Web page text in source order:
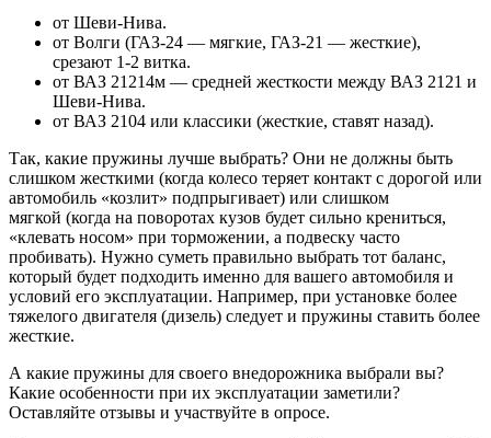
от Шеви-Нива.
от Волги (ГАЗ-24 — мягкие, ГАЗ-21 — жесткие),
срезают 1-2 витка.
от ВАЗ 21214м — средней жесткости между ВАЗ 2121 и
Шеви-Нива.
от ВАЗ 2104 или классики (жесткие, ставят назад).
Так, какие пружины лучше выбрать? Они не должны быть
слишком жесткими (когда колесо теряет контакт с дорогой или
автомобиль «козлит» подпрыгивает) или слишком
мягкой (когда на поворотах кузов будет сильно крениться,
«клевать носом» при торможении, а подвеску часто
пробивать). Нужно суметь правильно выбрать тот баланс,
который будет подходить именно для вашего автомобиля и
условий его эксплуатации. Например, при установке более
тяжелого двигателя (дизель) следует и пружины ставить более
жесткие.
А какие пружины для своего внедорожника выбрали вы?
Какие особенности при их эксплуатации заметили?
Оставляйте отзывы и участвуйте в опросе.